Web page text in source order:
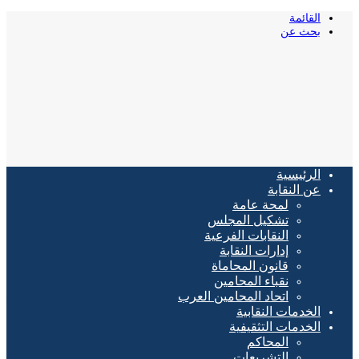
القائمة
بحث عن
الرئيسية
عن النقابة
لمحة عامة
تشكيل المجلس
النقابات الفرعية
إدارات النقابة
قانون المحاماة
نقباء المحامين
اتحاد المحامين العرب
الخدمات النقابية
الخدمات التثقيفية
المحاكم